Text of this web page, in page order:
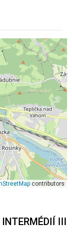
contributors
III